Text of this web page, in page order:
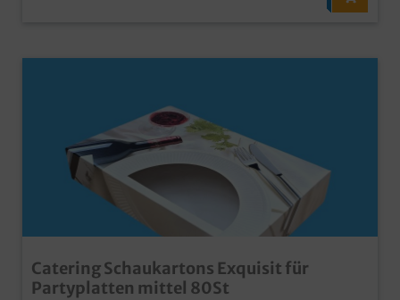
Catering Schaukartons Exquisit für
Partyplatten mittel 80St